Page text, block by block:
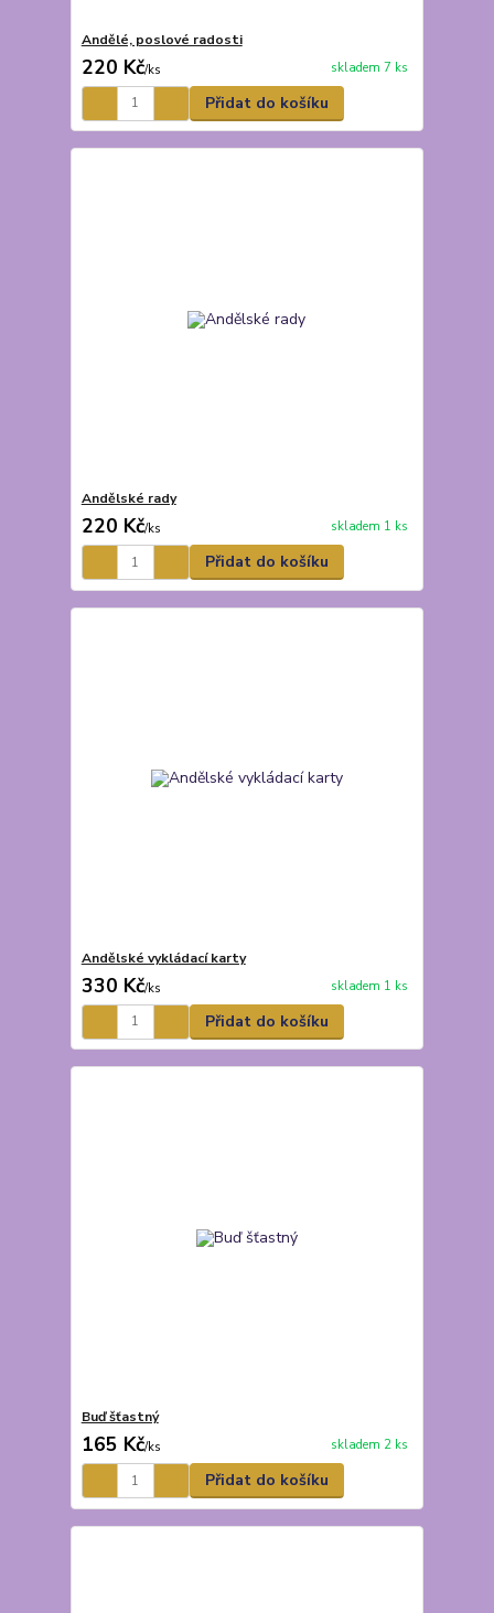
Andělé, poslové radosti
220 Kč/ks skladem 7 ks
Přidat do košíku
Andělské rady
220 Kč/ks skladem 1 ks
Přidat do košíku
Andělské vykládací karty
330 Kč/ks skladem 1 ks
Přidat do košíku
Buď šťastný
165 Kč/ks skladem 2 ks
Přidat do košíku